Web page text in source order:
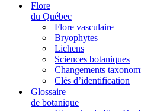
Flore
du Québec
Flore vasculaire
Bryophytes
Lichens
Sciences botaniques
Changements
Clés d’identification
Glossaire
de botanique